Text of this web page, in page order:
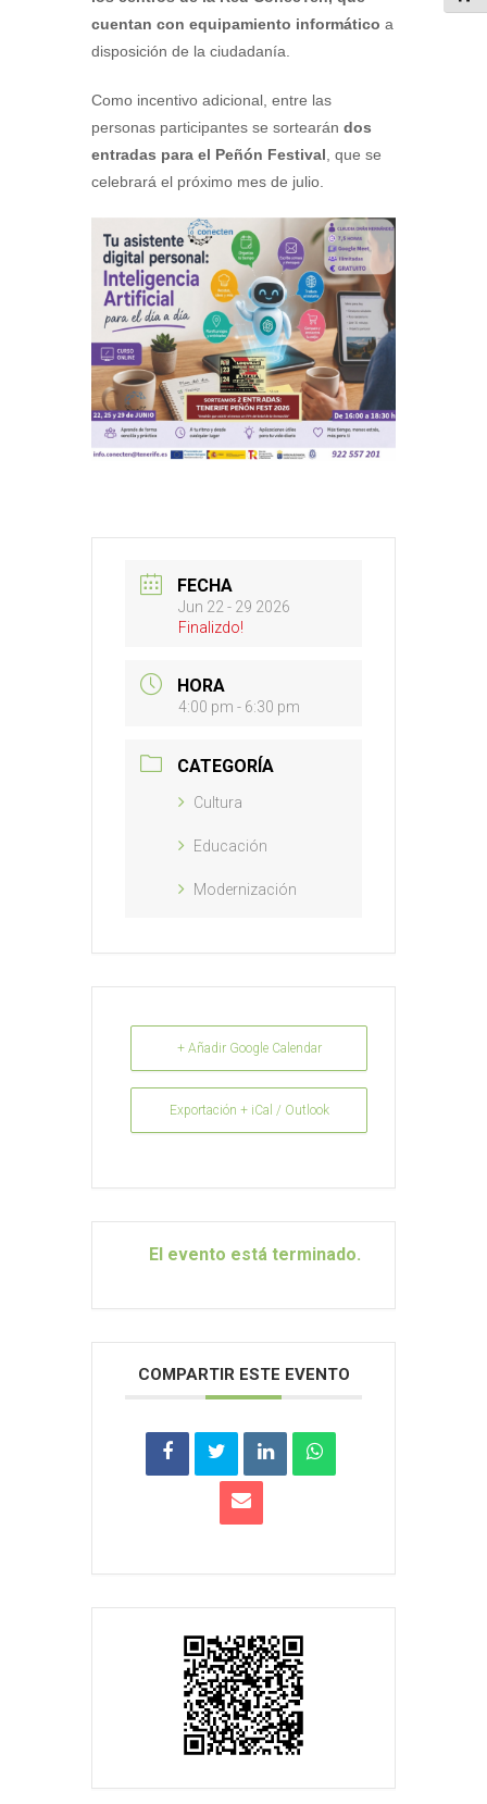
cuentan con equipamiento informático a
disposición de la ciudadanía.
Como incentivo adicional, entre las
personas participantes se sortearán dos
entradas para el Peñón Festival , que se
celebrará el próximo mes de julio.
FECHA
Jun 22 - 29 2026
Finalizdo!
HORA
4:00 pm - 6:30 pm
CATEGORÍA
Cultura
Educación
Modernización
+ Añadir Google Calendar
Exportación + iCal / Outlook
El evento está terminado.
COMPARTIR ESTE EVENTO